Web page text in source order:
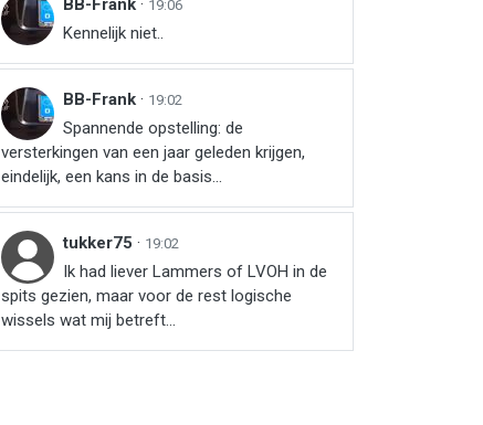
BB-Frank · 19:06
Kennelijk niet..
BB-Frank · 19:02
Spannende opstelling: de
versterkingen van een jaar geleden krijgen,
eindelijk, een kans in de basis...
tukker75 · 19:02
Ik had liever Lammers of LVOH in de
spits gezien, maar voor de rest logische
wissels wat mij betreft...